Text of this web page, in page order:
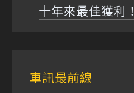
十年來最佳獲利！
車訊最前線